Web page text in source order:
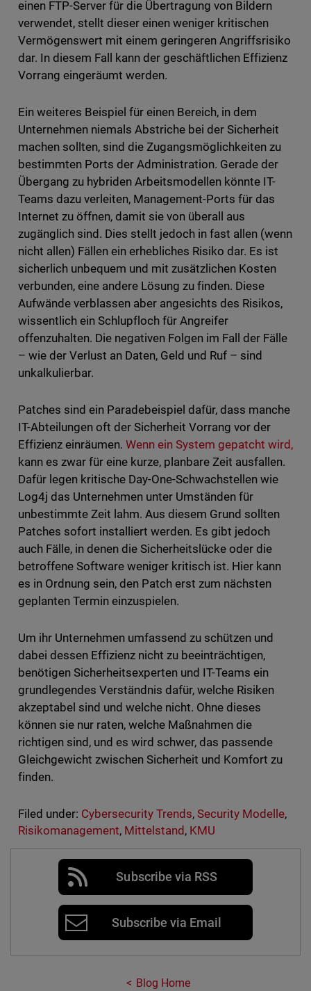
einen FTP-Server für die Übertragung von Bildern
verwendet, stellt dieser einen weniger kritischen
Vermögenswert mit einem geringeren Angriffsrisiko
dar. In diesem Fall kann der geschäftlichen Effizienz
Vorrang eingeräumt werden.
Ein weiteres Beispiel für einen Bereich, in dem
Unternehmen niemals Abstriche bei der Sicherheit
machen sollten, sind die Zugangsmöglichkeiten zu
bestimmten Ports der Administration. Gerade der
Übergang zu hybriden Arbeitsmodellen könnte IT-
Teams dazu verleiten, Management-Ports für das
Internet zu öffnen, damit sie von überall aus
zugänglich sind. Dies stellt jedoch in fast allen (wenn
nicht allen) Fällen ein erhebliches Risiko dar. Es ist
sicherlich unbequem und mit zusätzlichen Kosten
verbunden, eine andere Lösung zu finden. Diese
Aufwände verblassen aber angesichts des Risikos,
wissentlich ein Schlupfloch für Angreifer
offenzuhalten. Die negativen Folgen im Fall der Fälle
– wie der Verlust an Daten, Geld und Ruf – sind
unkalkulierbar.
Patches sind ein Paradebeispiel dafür, dass manche
IT-Abteilungen oft der Sicherheit Vorrang vor der
Effizienz einräumen. Wenn ein System gepatcht wird,
kann es zwar für eine kurze, planbare Zeit ausfallen.
Dafür legen kritische Day-One-Schwachstellen wie
Log4j das Unternehmen unter Umständen für
unbestimmte Zeit lahm. Aus diesem Grund sollten
Patches sofort installiert werden. Es gibt jedoch
auch Fälle, in denen die Sicherheitslücke oder die
betroffene Software weniger kritisch ist. Hier kann
es in Ordnung sein, den Patch erst zum nächsten
geplanten Termin einzuspielen.
Um ihr Unternehmen umfassend zu schützen und
dabei dessen Effizienz nicht zu beeinträchtigen,
benötigen Sicherheitsexperten und IT-Teams ein
grundlegendes Verständnis dafür, welche Risiken
akzeptabel sind und welche nicht. Ohne dieses
können sie nur raten, welche Maßnahmen die
richtigen sind, und es wird schwer, das passende
Gleichgewicht zwischen Sicherheit und Komfort zu
finden.
Filed under: Cybersecurity Trends,Security Modelle,
Risikomanagement, Mittelstand , KMU
Subscribe via RSS
Subscribe via Email
Blog Home